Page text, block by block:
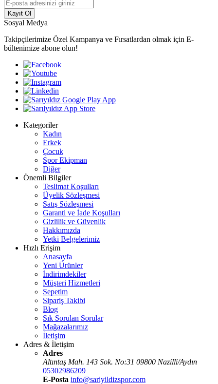
Kayıt Ol
Sosyal Medya
Takipçilerimize Özel Kampanya ve Fırsatlardan olmak için E-
bültenimize abone olun!
Kategoriler
Kadın
Erkek
Çocuk
Spor Ekipman
Diğer
Önemli Bilgiler
Teslimat Koşulları
Üyelik Sözleşmesi
Satış Sözleşmesi
Garanti ve İade Koşulları
Gizlilik ve Güvenlik
Hakkımızda
Yetki Belgelerimiz
Hızlı Erişim
Anasayfa
Yeni Ürünler
İndirimdekiler
Müşteri Hizmetleri
Sepetim
Sipariş Takibi
Blog
Sık Sorulan Sorular
Mağazalarımız
İletişim
Adres & İletişim
Adres
Altıntaş Mah. 143 Sok. No:31 09800 Nazilli/Aydın
05302986209
E-Posta info@sariyildizspor.com